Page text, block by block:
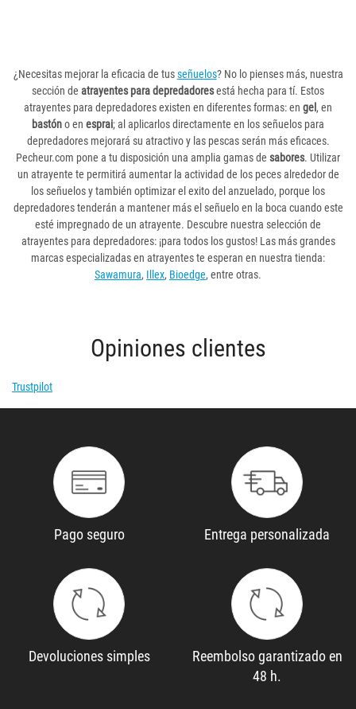
¿Necesitas mejorar la eficacia de tusseñuelos? No lo pienses más, nuestra
sección de atrayentes para depredadoresestá hecha para tí. Estos
atrayentes para depredadores existen en diferentes formas: en gel , en
bastóno en esprai; al aplicarlos directamente en los señuelos para
depredadores mejorará su atractivo y las pescas serán más eficaces.
Pecheur.com pone a tu disposición una amplia gamas de sabores. Utilizar
un atrayente te permitirá aumentar la actividad de los peces alrededor de
los señuelos y también optimizar el exito del anzuelado, porque los
depredadores tenderán a mantener más el señuelo en la boca cuando este
esté impregnado de un atrayente. Descubre nuestra selección de
atrayentes para depredadores: ¡para todos los gustos! Las más grandes
marcas especializadas en atrayentes te esperan en nuestra tienda:
Sawamura, Illex, Bioedge, entre otras.
Opiniones clientes
Trustpilot
Pago seguro Entrega personalizada
Devoluciones simples
Reembolso garantizado en
48 h.